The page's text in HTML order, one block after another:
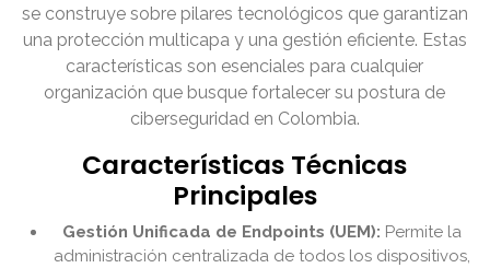
se construye sobre pilares tecnológicos que garantizan
una protección multicapa y una gestión eficiente. Estas
características son esenciales para cualquier
organización que busque fortalecer su postura de
ciberseguridad en Colombia.
Características Técnicas
Principales
Gestión Unificada de Endpoints (UEM): Permite la
administración centralizada de todos los dispositivos,